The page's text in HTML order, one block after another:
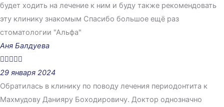
будет ходить на лечение к ним и буду также рекомендовать
эту клинику знакомым Спасибо большое ещё раз
стоматологии "Альфа"
Аня Балдуева

29 января 2024
Обратилась в клинику по поводу лечения периодонтита к
Махмудову Данияру Боходировичу. Доктор однозначно